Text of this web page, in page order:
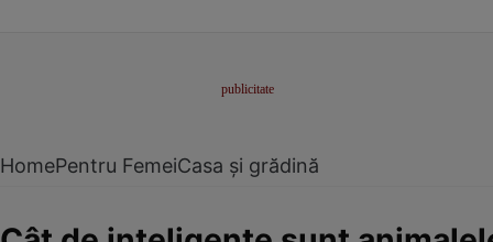
HomePentru FemeiCasa și grădină